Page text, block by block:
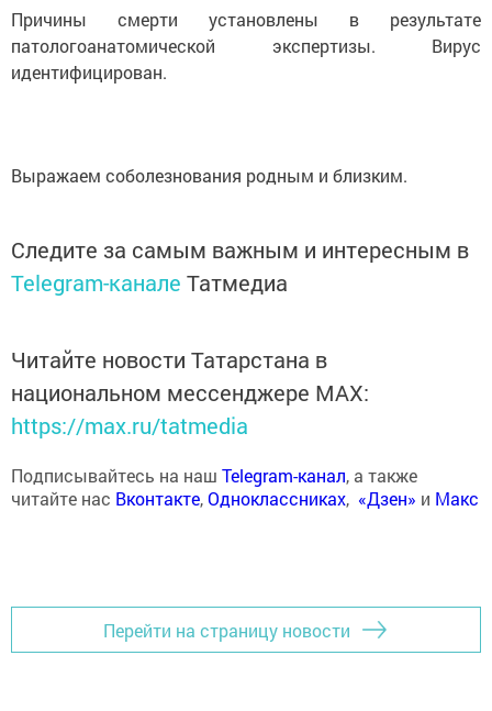
Причины смерти установлены в результате
патологоанатомической экспертизы. Вирус
идентифицирован.
Выражаем соболезнования родным и близким.
Следите за самым важным и интересным в
Telegram-канале Татмедиа
Читайте новости Татарстана в
национальном мессенджере MАХ:
https://max.ru/tatmedia
Подписывайтесь на наш Telegram-канал, а также
читайте нас Вконтакте,Одноклассниках, «Дзен» и Макс
Перейти на страницу новости